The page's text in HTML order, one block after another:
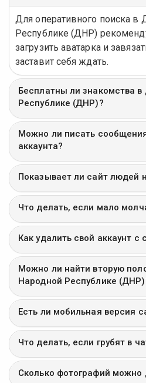
Для оперативного поиска в
Республике (ДНР)
загрузить аватарка и
заставит себя ждать.
Бесплатны ли знакомства
Республике (ДНР)?
Можно ли писать
аккаунта?
Показывает ли сайт людей
Что делать, если мало
Как удалить свой аккаунт с
Можно ли найти вторую
Народной Республике
Есть ли мобильная версия
Что делать, если грубят в
Сколько фотографий можно